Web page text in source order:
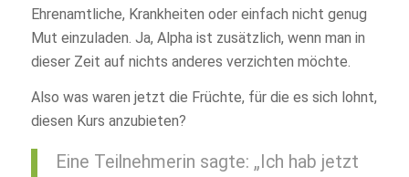
Ehrenamtliche, Krankheiten oder einfach nicht genug
Mut einzuladen. Ja, Alpha ist zusätzlich, wenn man in
dieser Zeit auf nichts anderes verzichten möchte.
Also was waren jetzt die Früchte, für die es sich lohnt,
diesen Kurs anzubieten?
Eine Teilnehmerin sagte: „Ich hab jetzt